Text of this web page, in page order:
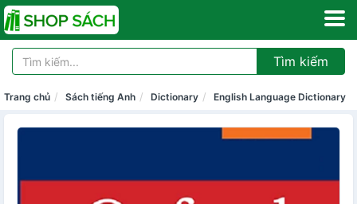
Tìm kiếm
Trang chủ Sách tiếng Anh Dictionary English Language Dictionary